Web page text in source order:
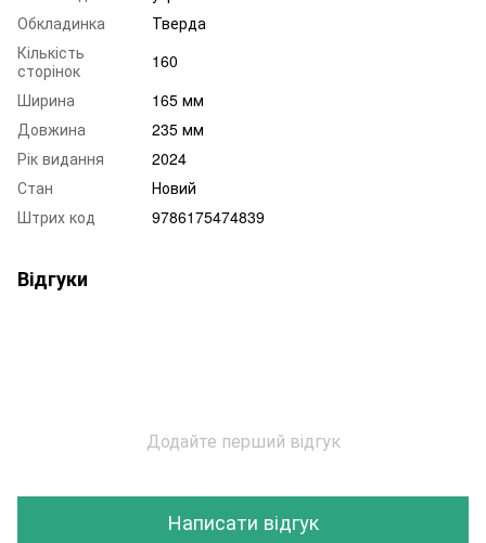
Обкладинка
Тверда
Кількість
сторінок
160
Ширина
165 мм
Довжина
235 мм
Рік видання
2024
Стан
Новий
Штрих код
9786175474839
Відгуки
Додайте перший відгук
Написати відгук